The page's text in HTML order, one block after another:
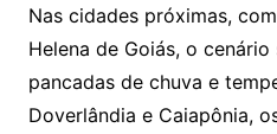
Nas cidades próximas,
Helena de Goiás, o
pancadas de chuva e
Doverlândia e Caiapônia,